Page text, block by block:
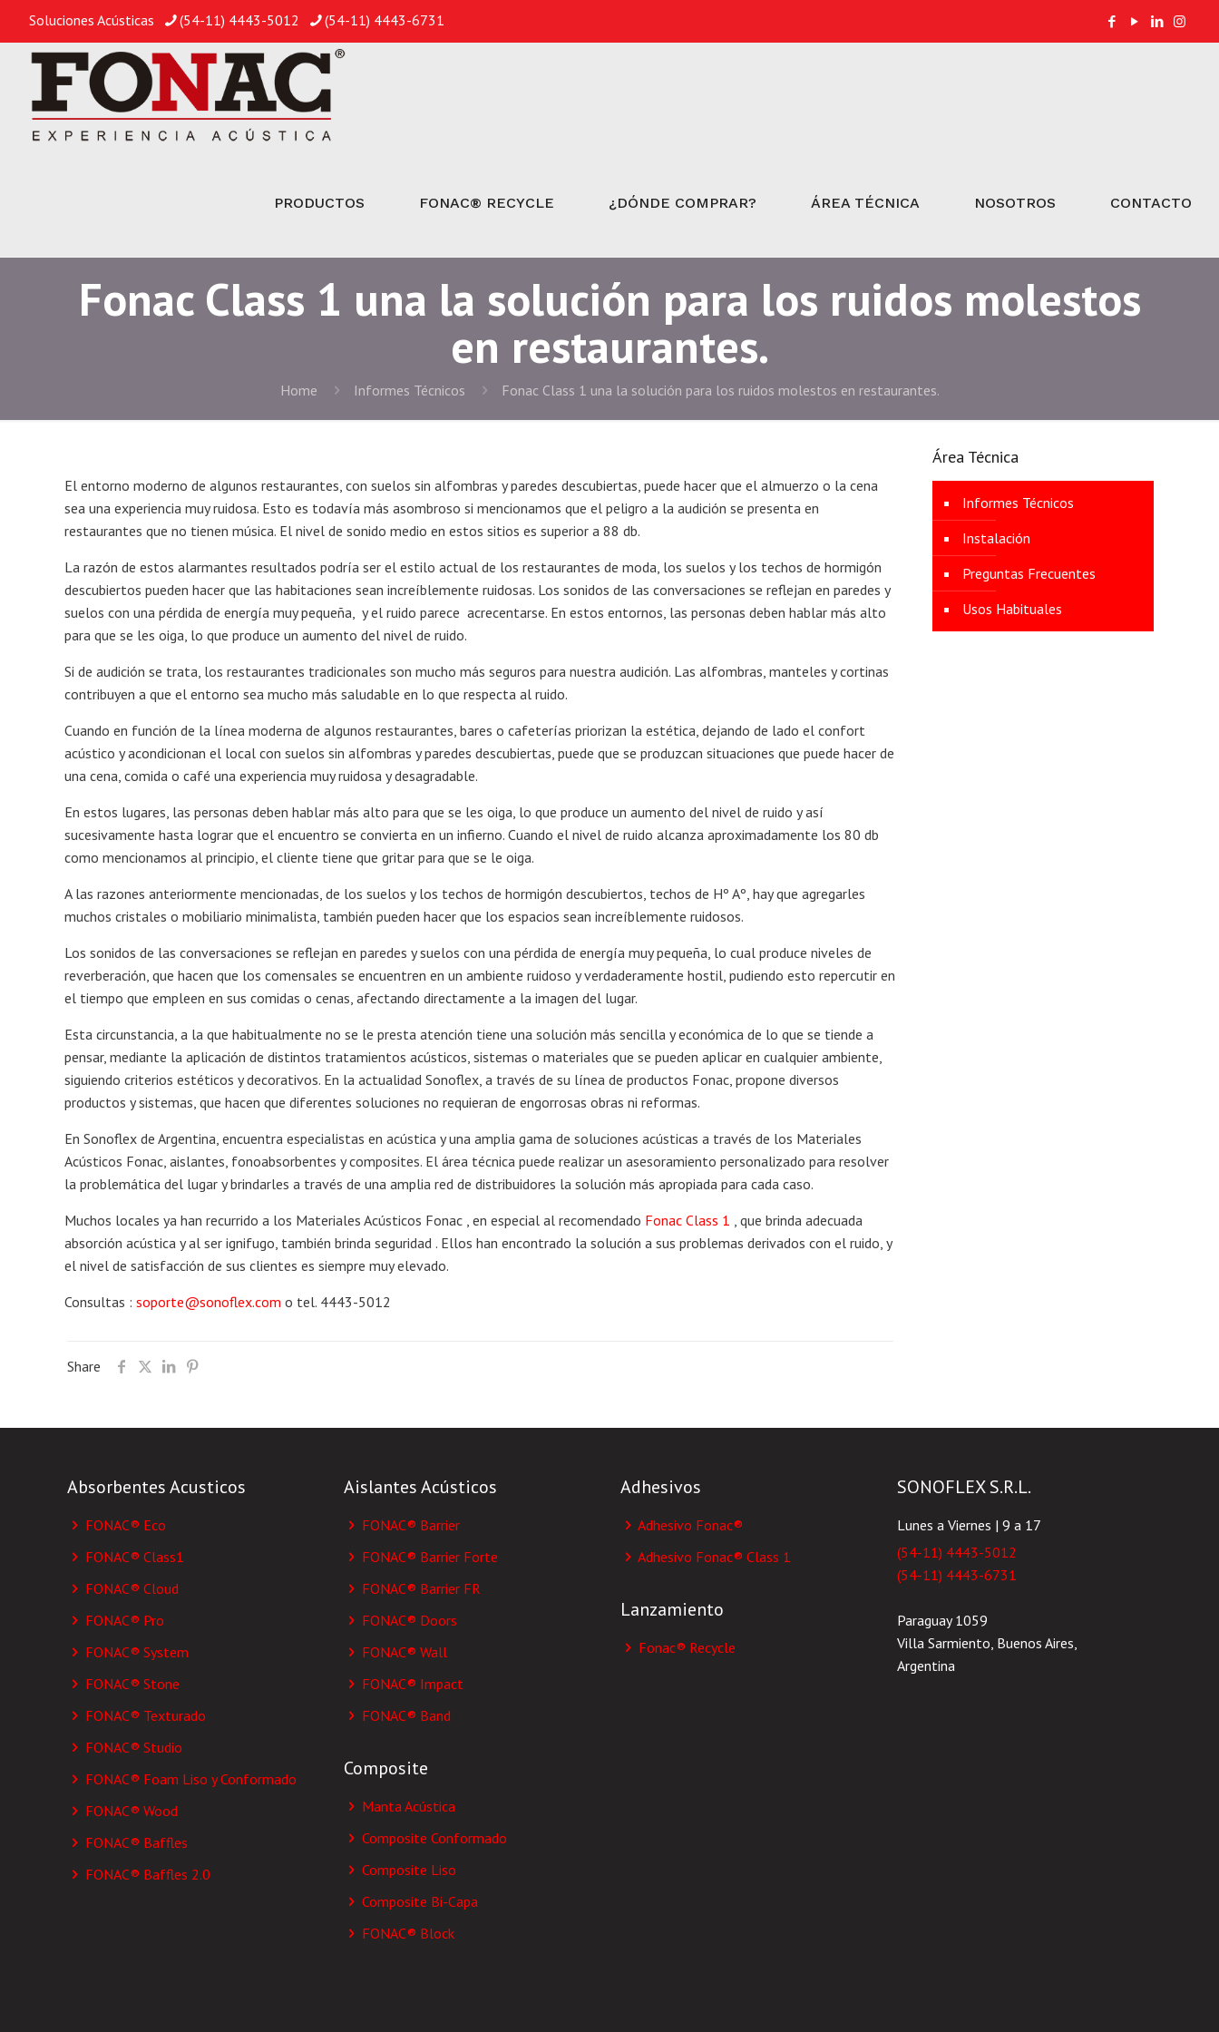
Soluciones Acústicas (54-11) 4443-5012 (54-11) 4443-6731
PRODUCTOS FONAC® RECYCLE ¿DÓNDE COMPRAR? ÁREA TÉCNICA NOSOTROS CONTACTO
Fonac Class 1 una la solución para los ruidos molestos
en restaurantes.
Home Informes Técnicos Fonac Class 1 una la solución para los ruidos molestos en restaurantes.
El entorno moderno de algunos restaurantes, con suelos sin alfombras y paredes descubiertas, puede hacer que el almuerzo o la cena
sea una experiencia muy ruidosa. Esto es todavía más asombroso si mencionamos que el peligro a la audición se presenta en
restaurantes que no tienen música. El nivel de sonido medio en estos sitios es superior a 88 db.
La razón de estos alarmantes resultados podría ser el estilo actual de los restaurantes de moda, los suelos y los techos de hormigón
descubiertos pueden hacer que las habitaciones sean increíblemente ruidosas. Los sonidos de las conversaciones se reflejan en paredes y
suelos con una pérdida de energía muy pequeña, y el ruido parece acrecentarse. En estos entornos, las personas deben hablar más alto
para que se les oiga, lo que produce un aumento del nivel de ruido.
Si de audición se trata, los restaurantes tradicionales son mucho más seguros para nuestra audición. Las alfombras, manteles y cortinas
contribuyen a que el entorno sea mucho más saludable en lo que respecta al ruido.
Cuando en función de la línea moderna de algunos restaurantes, bares o cafeterías priorizan la estética, dejando de lado el confort
acústico y acondicionan el local con suelos sin alfombras y paredes descubiertas, puede que se produzcan situaciones que puede hacer de
una cena, comida o café una experiencia muy ruidosa y desagradable.
En estos lugares, las personas deben hablar más alto para que se les oiga, lo que produce un aumento del nivel de ruido y así
sucesivamente hasta lograr que el encuentro se convierta en un infierno. Cuando el nivel de ruido alcanza aproximadamente los 80 db
como mencionamos al principio, el cliente tiene que gritar para que se le oiga.
A las razones anteriormente mencionadas, de los suelos y los techos de hormigón descubiertos, techos de Hº Aº, hay que agregarles
muchos cristales o mobiliario minimalista, también pueden hacer que los espacios sean increíblemente ruidosos.
Los sonidos de las conversaciones se reflejan en paredes y suelos con una pérdida de energía muy pequeña, lo cual produce niveles de
reverberación, que hacen que los comensales se encuentren en un ambiente ruidoso y verdaderamente hostil, pudiendo esto repercutir en
el tiempo que empleen en sus comidas o cenas, afectando directamente a la imagen del lugar.
Esta circunstancia, a la que habitualmente no se le presta atención tiene una solución más sencilla y económica de lo que se tiende a
pensar, mediante la aplicación de distintos tratamientos acústicos, sistemas o materiales que se pueden aplicar en cualquier ambiente,
siguiendo criterios estéticos y decorativos. En la actualidad Sonoflex, a través de su línea de productos Fonac, propone diversos
productos y sistemas, que hacen que diferentes soluciones no requieran de engorrosas obras ni reformas.
En Sonoflex de Argentina, encuentra especialistas en acústica y una amplia gama de soluciones acústicas a través de los Materiales
Acústicos Fonac, aislantes, fonoabsorbentes y composites. El área técnica puede realizar un asesoramiento personalizado para resolver
la problemática del lugar y brindarles a través de una amplia red de distribuidores la solución más apropiada para cada caso.
Muchos locales ya han recurrido a los Materiales Acústicos Fonac , en especial al recomendado Fonac Class 1 , que brinda adecuada
absorción acústica y al ser ignifugo, también brinda seguridad . Ellos han encontrado la solución a sus problemas derivados con el ruido, y
el nivel de satisfacción de sus clientes es siempre muy elevado.
Consultas :soporte@sonoflex.com o tel. 4443-5012
Share
Área Técnica
Informes Técnicos
Instalación
Preguntas Frecuentes
Usos Habituales
Absorbentes Acusticos
FONAC® Eco
FONAC® Class1
FONAC® Cloud
FONAC® Pro
FONAC® System
FONAC® Stone
FONAC® Texturado
FONAC® Studio
FONAC® Foam Liso y Conformado
FONAC® Wood
FONAC® Baffles
FONAC® Baffles 2.0
Aislantes Acústicos
FONAC® Barrier
FONAC® Barrier Forte
FONAC® Barrier FR
FONAC® Doors
FONAC® Wall
FONAC® Impact
FONAC® Band
Composite
Manta Acústica
Composite Conformado
Composite Liso
Composite Bi-Capa
FONAC® Block
Adhesivos
Adhesivo Fonac®
Adhesivo Fonac® Class 1
Lanzamiento
Fonac® Recycle
SONOFLEX S.R.L.
Lunes a Viernes | 9 a 17
(54-11) 4443-5012
(54-11) 4443-6731
Paraguay 1059
Villa Sarmiento, Buenos Aires,
Argentina